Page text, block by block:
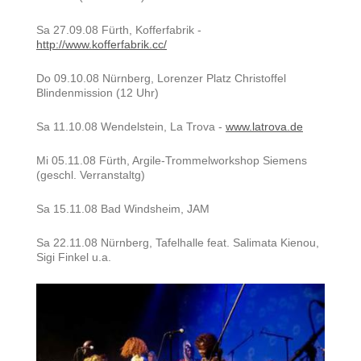
Sa 27.09.08 Fürth, Kofferfabrik -
http://www.kofferfabrik.cc/
Do 09.10.08 Nürnberg, Lorenzer Platz Christoffel
Blindenmission (12 Uhr)
Sa 11.10.08 Wendelstein, La Trova - www.latrova.de
Mi 05.11.08 Fürth, Argile-Trommelworkshop Siemens
(geschl. Verranstaltg)
Sa 15.11.08 Bad Windsheim, JAM
Sa 22.11.08 Nürnberg, Tafelhalle feat. Salimata Kienou,
Sigi Finkel u.a.